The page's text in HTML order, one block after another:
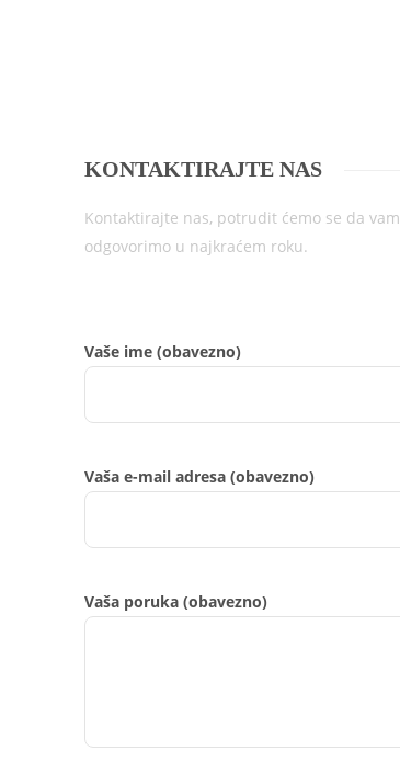
KONTAKTIRAJTE NAS
Kontaktirajte nas, potrudit ćemo se da vam
odgovorimo u najkraćem roku.
Vaše ime (obavezno)
Vaša e-mail adresa (obavezno)
Vaša poruka (obavezno)